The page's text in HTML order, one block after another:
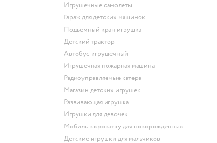
Игрушечные самолеты
Гараж для детских машинок
Подъемный кран игрушка
Детский трактор
Автобус игрушечный
Игрушечная пожарная машина
Радиоуправляемые катера
Магазин детских игрушек
Развивающая игрушка
Игрушки для девочек
Мобиль в кроватку для новорожденных
Детские игрушки для мальчиков